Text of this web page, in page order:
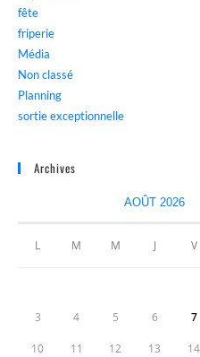
fête
friperie
Média
Non classé
Planning
sortie exceptionnelle
Archives
AOÛT 2026
L M M J V
3 4 5 6 7
10 11 12 13 14